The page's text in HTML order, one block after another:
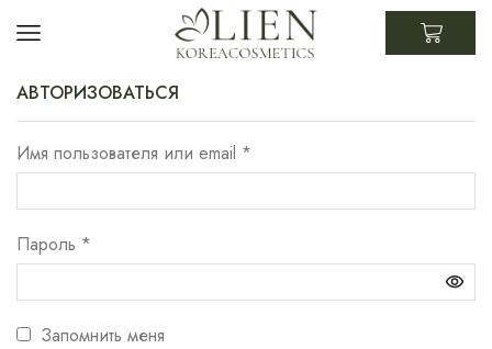
АВТОРИЗОВАТЬСЯ
Имя пользователя или email *
Пароль *
Запомнить меня